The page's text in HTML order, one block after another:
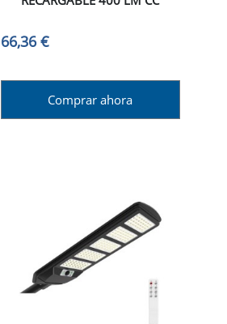
66,36 €
Comprar ahora